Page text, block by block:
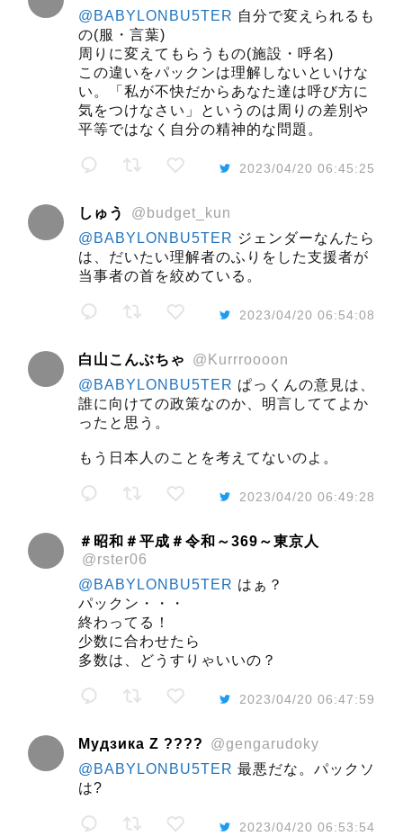
@BABYLONBU5TER 自分で変えられるも
の(服・言葉)
周りに変えてもらうもの(施設・呼名)
この違いをパックンは理解しないといけな
い。「私が不快だからあなた達は呼び方に
気をつけなさい」というのは周りの差別や
平等ではなく自分の精神的な問題。
2023/04/20 06:45:25
しゅう
@budget_kun
@BABYLONBU5TER ジェンダーなんたら
は、だいたい理解者のふりをした支援者が
当事者の首を絞めている。
2023/04/20 06:54:08
白山こんぶちゃ
@Kurrroooon
@BABYLONBU5TER ぱっくんの意見は、
誰に向けての政策なのか、明言しててよか
ったと思う。
もう日本人のことを考えてないのよ。
2023/04/20 06:49:28
＃昭和＃平成＃令和～369～東京人
@rster06
@BABYLONBU5TER はぁ？
パックン・・・
終わってる！
少数に合わせたら
多数は、どうすりゃいいの？
2023/04/20 06:47:59
Мудзика Z ????
@gengarudoky
@BABYLONBU5TER 最悪だな。パックソ
は?
2023/04/20 06:53:54